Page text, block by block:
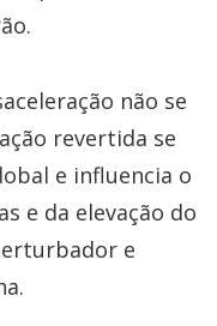
não se
revertida se
e influencia o
e da elevação do
e